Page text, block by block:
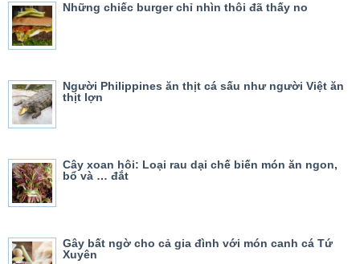
Những chiếc burger chỉ nhìn thôi đã thấy no
Người Philippines ăn thịt cá sấu như người Việt ăn
thịt lợn
Cây xoan hôi: Loại rau dại chế biến món ăn ngon,
bổ và … đắt
Gây bất ngờ cho cả gia đình với món canh cá Tứ
Xuyên